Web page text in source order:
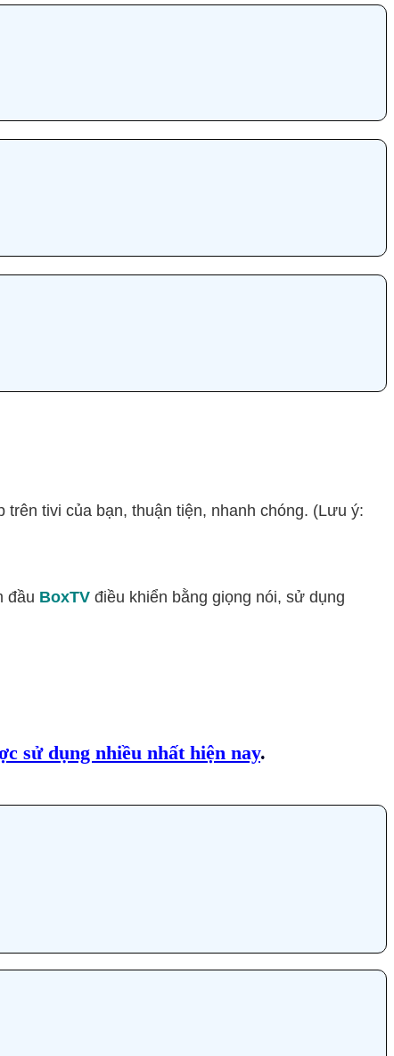
trên tivi của bạn, thuận tiện, nhanh chóng. (Lưu ý:
đầu BoxTV điều khiển bằng giọng nói, sử dụng
sử dụng nhiều nhất hiện nay.